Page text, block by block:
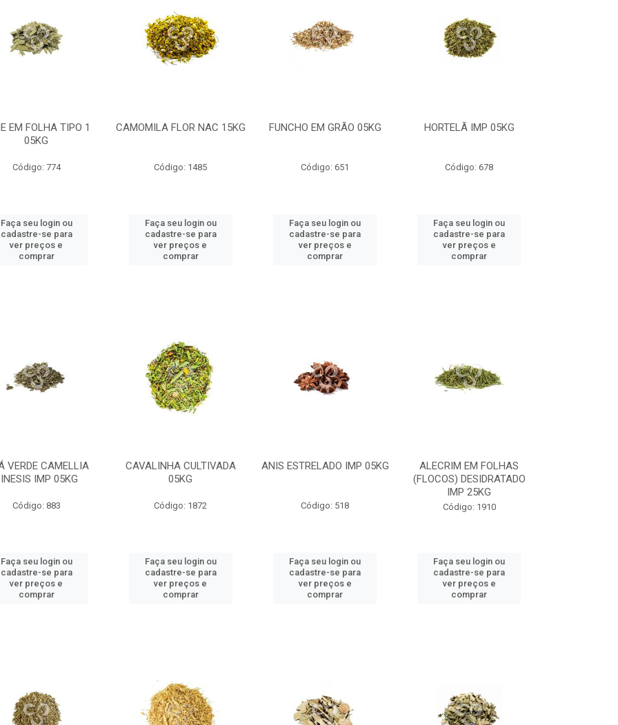
EM FOLHA TIPO 1
05KG
Código: 774
Faça seu login ou
cadastre-se para
ver preços e
comprar
CAMOMILA FLOR NAC 15KG
Código: 1485
Faça seu login ou
cadastre-se para
ver preços e
comprar
FUNCHO EM GRÃO 05KG
Código: 651
Faça seu login ou
cadastre-se para
ver preços e
comprar
HORTELÃ IMP 05KG
Código: 678
Faça seu login ou
cadastre-se para
ver preços e
comprar
VERDE CAMELLIA
IMP 05KG
Código: 883
Faça seu login ou
cadastre-se para
ver preços e
comprar
CAVALINHA CULTIVADA
05KG
Código: 1872
Faça seu login ou
cadastre-se para
ver preços e
comprar
ANIS ESTRELADO IMP 05KG
Código: 518
Faça seu login ou
cadastre-se para
ver preços e
comprar
ALECRIM EM FOLHAS
(FLOCOS) DESIDRATADO
IMP 25KG
Código: 1910
Faça seu login ou
cadastre-se para
ver preços e
comprar